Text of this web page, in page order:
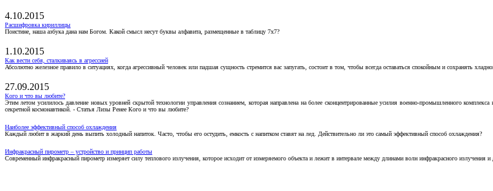
4.10.2015
Расшифровка кириллицы
Поистине, наша азбука дана нам Богом. Какой смысл несут буквы алфавита, размещенные в таблицу 7х7?
1.10.2015
Как вести себя, сталкиваясь в агрессией
Абсолютно железное правило в ситуациях, когда агрессивный человек или падшая сущность стремится вас запугать, состоит в том, чтобы всегда оставаться спокойным и сохранять
27.09.2015
Кого и что вы любите?
Этим летом усилилось давление новых уровней скрытой технологии управления сознанием, которая направлена на более сконцентрированные усилия военно-промышленного
секретной космонавтикой. - Статья Лизы Ренее Кого и что вы любите?
Наиболее эффективный способ охлаждения
Каждый любит в жаркий день выпить холодный напиток. Часто, чтобы его остудить, емкость с напитком ставят на лед. Действительно ли это самый эффективный способ охлаждения?
Инфракрасный пирометр – устройство и принцип работы
Современный инфракрасный пирометр измеряет силу теплового излучения, которое исходит от измеряемого объекта и лежит в интервале между длинами волн инфракрасного излучения и